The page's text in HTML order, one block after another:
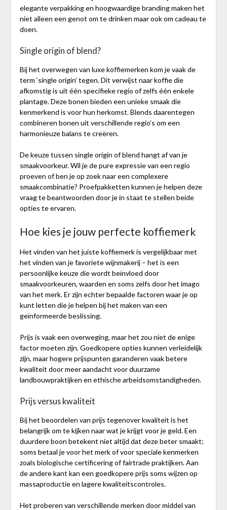
elegante verpakking en hoogwaardige branding maken het
niet alleen een genot om te drinken maar ook om cadeau te
doen.
Single origin of blend?
Bij het overwegen van luxe koffiemerken kom je vaak de
term ‘single origin’ tegen. Dit verwijst naar koffie die
afkomstig is uit één specifieke regio of zelfs één enkele
plantage. Deze bonen bieden een unieke smaak die
kenmerkend is voor hun herkomst. Blends daarentegen
combineren bonen uit verschillende regio’s om een
harmonieuze balans te creëren.
De keuze tussen single origin of blend hangt af van je
smaakvoorkeur. Wil je de pure expressie van een regio
proeven of ben je op zoek naar een complexere
smaakcombinatie? Proefpakketten kunnen je helpen deze
vraag te beantwoorden door je in staat te stellen beide
opties te ervaren.
Hoe kies je jouw perfecte koffiemerk
Het vinden van het juiste koffiemerk is vergelijkbaar met
het vinden van je favoriete wijnmakerij – het is een
persoonlijke keuze die wordt beïnvloed door
smaakvoorkeuren, waarden en soms zelfs door het imago
van het merk. Er zijn echter bepaalde factoren waar je op
kunt letten die je helpen bij het maken van een
geïnformeerde beslissing.
Prijs is vaak een overweging, maar het zou niet de enige
factor moeten zijn. Goedkopere opties kunnen verleidelijk
zijn, maar hogere prijspunten garanderen vaak betere
kwaliteit door meer aandacht voor duurzame
landbouwpraktijken en ethische arbeidsomstandigheden.
Prijs versus kwaliteit
Bij het beoordelen van prijs tegenover kwaliteit is het
belangrijk om te kijken naar wat je krijgt voor je geld. Een
duurdere boon betekent niet altijd dat deze beter smaakt;
soms betaal je voor het merk of voor speciale kenmerken
zoals biologische certificering of fairtrade praktijken. Aan
de andere kant kan een goedkopere prijs soms wijzen op
massaproductie en lagere kwaliteitscontroles.
Het proberen van verschillende merken door middel van